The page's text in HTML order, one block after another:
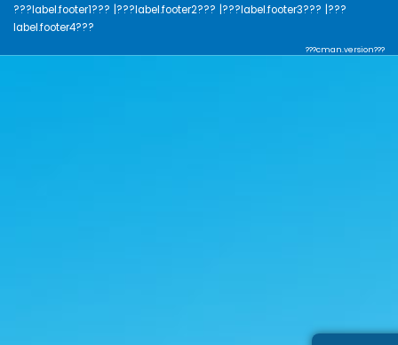
???label.footer1??? |???label.footer2??? |???label.footer3??? |???
label.footer4???
???cman.version???